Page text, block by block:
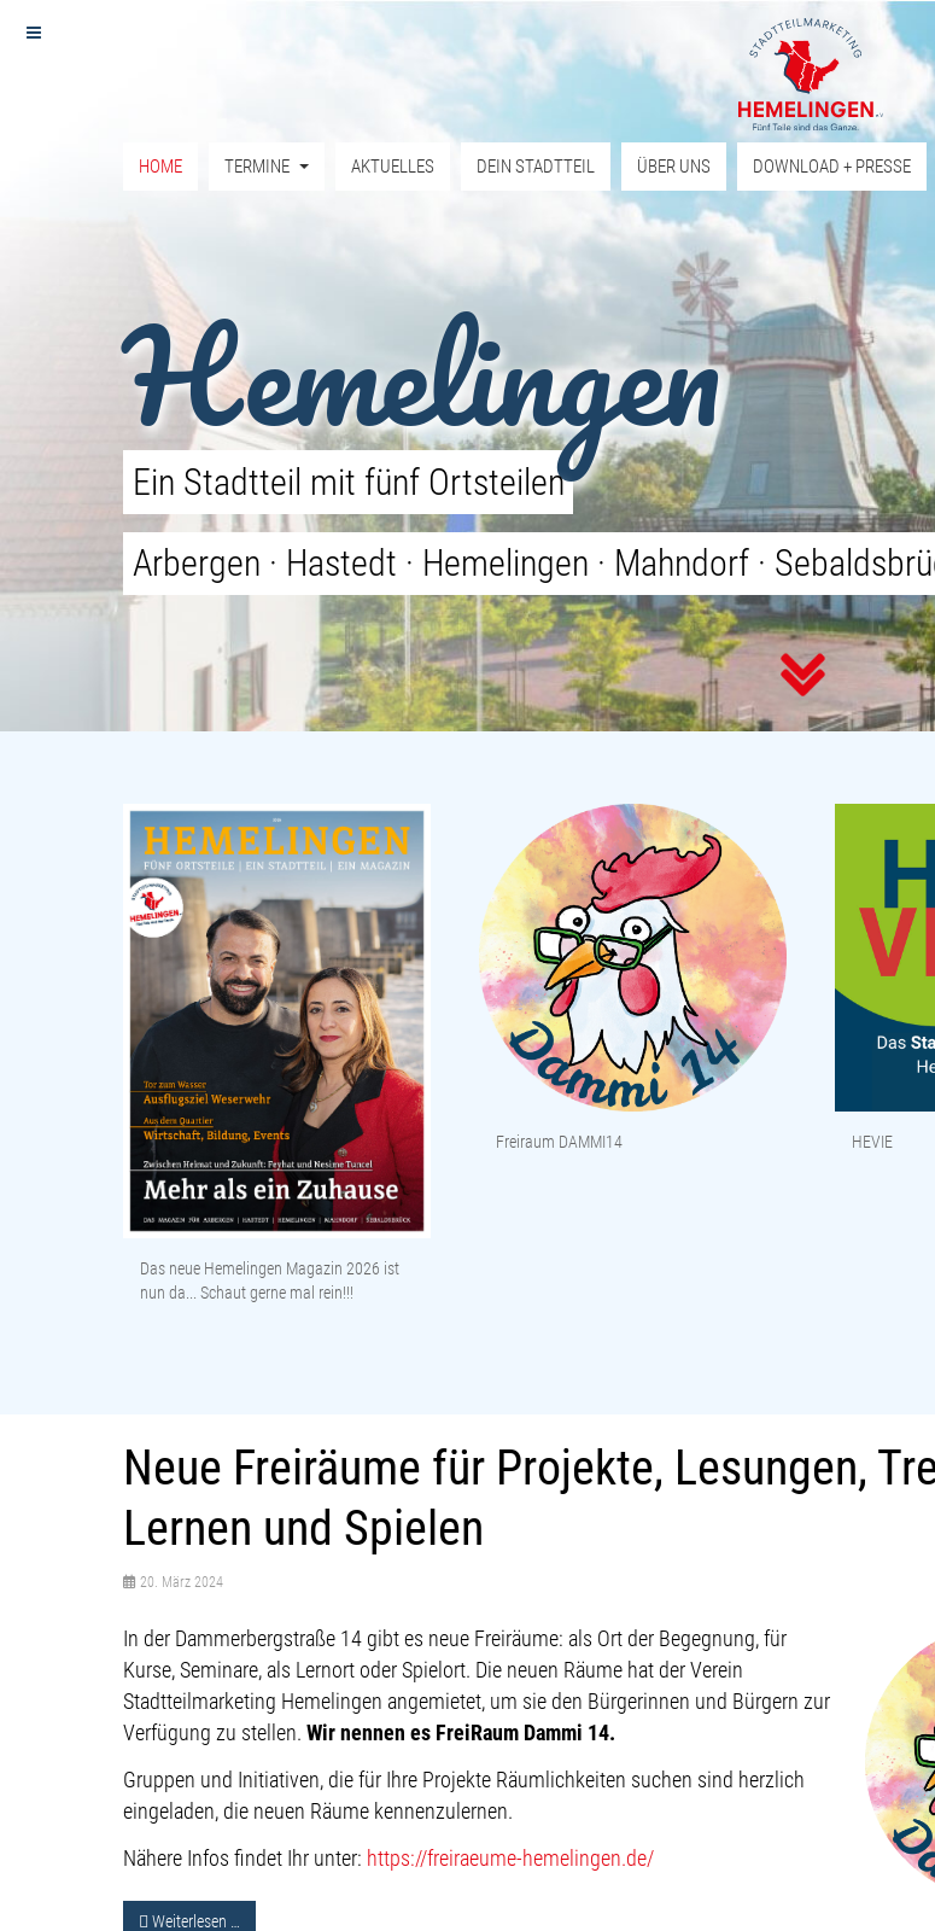
HOME TERMINE AKTUELLES DEIN STADTTEIL ÜBER UNS DOWNLOAD + PRESSE
Hemelingen
Ein Stadtteil mit fünf Ortsteilen
Arbergen · Hastedt · Hemelingen · Mahndorf ·
Das neue Hemelingen Magazin 2026 ist
nun da... Schaut gerne mal rein!!!
Freiraum DAMMI14 HEVIE
Neue Freiräume für Projekte, Lesungen,
Lernen und Spielen
In der Dammerbergstraße 14 gibt es neue Freiräume: als Ort der Begegnung, für
Kurse, Seminare, als Lernort oder Spielort. Die neuen Räume hat der Verein
Stadtteilmarketing Hemelingen angemietet, um sie den Bürgerinnen und Bürgern zur
Verfügung zu stellen. Wir nennen es FreiRaum Dammi 14.
Gruppen und Initiativen, die für Ihre Projekte Räumlichkeiten suchen sind herzlich
eingeladen, die neuen Räume kennenzulernen.
Nähere Infos findet Ihr unter: https://freiraeume-hemelingen.de/
Weiterlesen …